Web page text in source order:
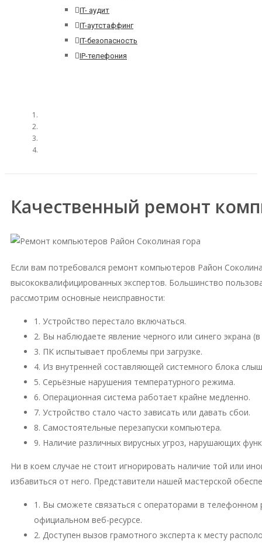
IT- аудит
IT-аутстаффинг
IT-безопасность
IP-телефония
Качественный ремонт
Если вам потребовался ремонт компьютеров Район
высококвалифицированных экспертов. Большинство
рассмотрим основные неисправности:
1. Устройство перестало включаться.
2. Вы наблюдаете явление черного или синего экрана
3. ПК испытывает проблемы при загрузке.
4. Из внутренней составляющей системного блока
5. Серьёзные нарушения температурного режима.
6. Операционная система работает крайне медленно.
7. Устройство стало часто зависать или давать сбои.
8. Самостоятельные перезапуски компьютера.
9. Наличие различных вирусных угроз, нарушающих
Ни в коем случае не стоит игнорировать наличие той или
избавиться от него. Представители нашей мастерской
1. Вы сможете связаться с операторами в
официальном веб-ресурсе.
2. Доступен вызов грамотного эксперта к месту